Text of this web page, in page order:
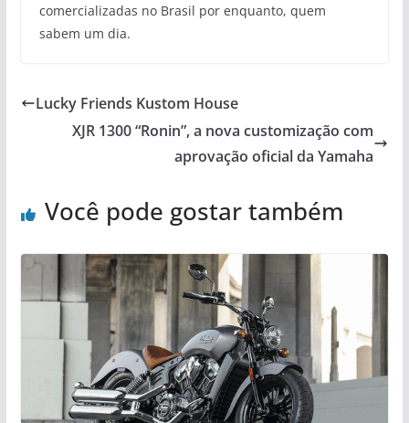
comercializadas no Brasil por enquanto, quem
sabem um dia.
Lucky Friends Kustom House
XJR 1300 “Ronin”, a nova customização com
aprovação oficial da Yamaha
Você pode gostar também